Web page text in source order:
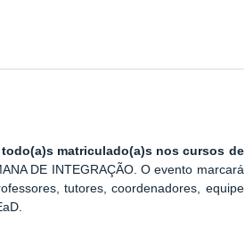
todo(a)s matriculado(a)s nos cursos de
DE INTEGRAÇÃO. O evento marcará
tutores, coordenadores, equipe